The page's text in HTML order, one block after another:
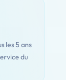
les 5 ans
du